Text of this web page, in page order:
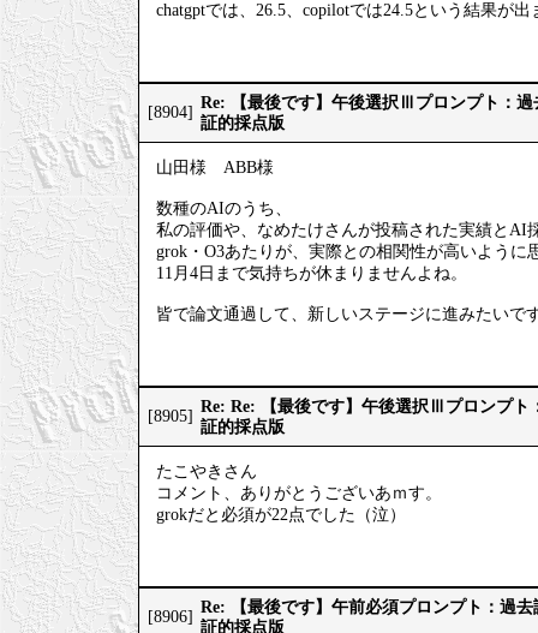
chatgptでは、26.5、copilotでは24.5という結果が出
[8904]
Re: 【最後です】午後選択Ⅲプロンプト：
証的採点版
山田様 ABB様
数種のAIのうち、
私の評価や、なめたけさんが投稿された実績とAI
grok・O3あたりが、実際との相関性が高いように
11月4日まで気持ちが休まりませんよね。
皆で論文通過して、新しいステージに進みたいで
[8905]
Re: Re: 【最後です】午後選択Ⅲプロンプト
証的採点版
たこやきさん
コメント、ありがとうございあｍす。
grokだと必須が22点でした（泣）
[8906]
Re: 【最後です】午前必須プロンプト：過
証的採点版